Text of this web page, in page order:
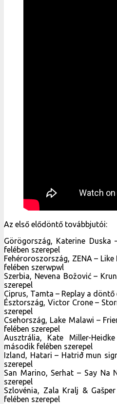
Az első elődöntő továbbjutói:
Görögország, Katerine
felében szerepel
Fehéroroszország, ZENA –
felében szerwpwl
Szerbia, Nevena Božović –
szerepel
Ciprus, Tamta – Replay a döntő
Észtország, Victor Crone –
szerepel
Csehország, Lake Malawi –
felében szerepel
Ausztrália, Kate Miller-
második felében szerepel
Izland, Hatari – Hatrið mun
szerepel
San Marino, Serhat – Say Na
szerepel
Szlovénia, Zala Kralj &
felében szerepel